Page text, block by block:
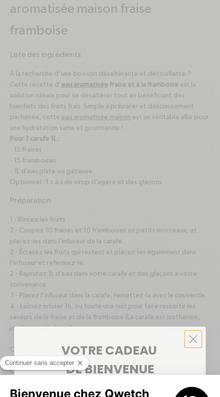
aromatisée maison fraise
framboise
Liste des ingrédients
À la recherche d'une boisson désaltérante et détoxifiante ?
Cette recette d' eau aromatisée fraise et à la framboise est la
solution idéale pour se désaltérer tout en bénéficiant des
bienfaits des fruits frais. Simple à préparer et délicieusement
parfumée, cette eau aromatisée maison est un véritable allié pour
une hydratation saine et gourmande !
Pour 1 carafe 1L :
- 15 fraises
- 15 framboises
- 1L d’eau plate ou gazeuse
Optionnel : 1 c.à.s de sirop d’agave et des glaçons
Préparation
1 - Rincez les fruits
2 - Coupez 10 fraises et 10 framboises en petits morceaux, et
placez-les dans l’infuseur de la carafe.
2 - Écrasez les fruits qui restent et placez-les également dans
l’infuseur et refermez-le.
2 - Rajoutez 1L d’eau dans votre carafe et des glaçons à votre
convenance.
3 - Placez l’infuseur dans la carafe, remettez-la avec le couvercle.
4 - Laissez infuser 1h, ou toute une nuit pour faire ressortir les
saveurs de la fraise et de la framboise (La carafe est isotherme,
pas besoin de frigo!)
C’est prêt et frais, dégustez !
Optionnel : rajoutez 1 c.à.s de sirop d’agave pour sucrer votre
menthe pour apporter du goût à votre préparation, et obtenir
VOTRE CADEAU
DE BIENVENUE
pour votre première commande💙